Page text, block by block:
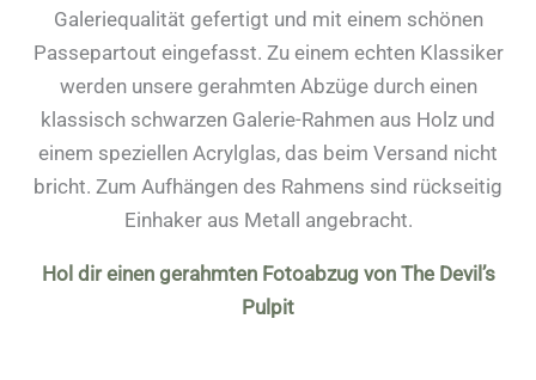
Galeriequalität gefertigt und mit einem schönen
Passepartout eingefasst. Zu einem echten Klassiker
werden unsere gerahmten Abzüge durch einen
klassisch schwarzen Galerie-Rahmen aus Holz und
einem speziellen Acrylglas, das beim Versand nicht
bricht. Zum Aufhängen des Rahmens sind rückseitig
Einhaker aus Metall angebracht.
Hol dir einen gerahmten Fotoabzug von The Devil’s
Pulpit